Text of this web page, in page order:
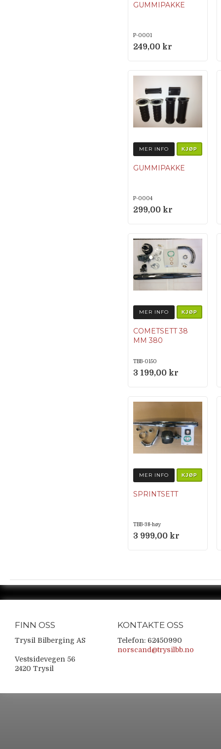
GUMMIPAKKE
P-0001
249,00 kr
MER INFO KJØP
GUMMIPAKKE
P-0004
299,00 kr
MER INFO KJØP
COMETSETT 38
MM 380
TBB-0150
3 199,00 kr
MER INFO KJØP
SPRINTSETT
TBB-38-høy
3 999,00 kr
FINN OSS
Trysil Bilberging AS
Vestsidevegen 56
2420 Trysil
KONTAKTE OSS
Telefon: 62450990
norscand@trysilbb.no